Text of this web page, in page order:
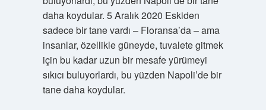
daha koydular. 5 Aralık 2020 Eskiden
sadece bir tane vardı – Floransa’da – ama
insanlar, özellikle güneyde, tuvalete gitmek
için bu kadar uzun bir mesafe yürümeyi
sıkıcı buluyorlardı, bu yüzden Napoli’de bir
tane daha koydular.